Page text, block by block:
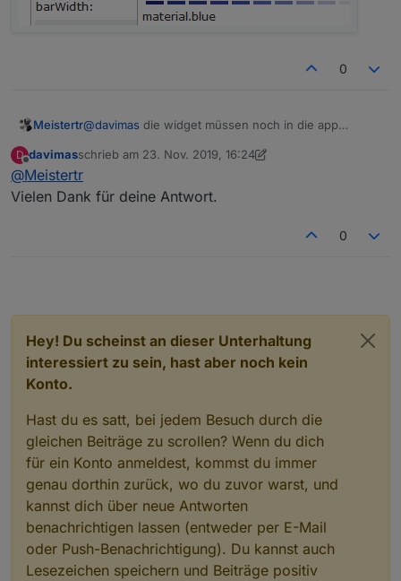
0
Meistertr@davimas die widget müssen noch in die app
D
Offline
davimasschrieb am 23. Nov. 2019, 16:24
zuletzt editiert von davimas
@Meistertr
Vielen Dank für deine Antwort.
0
Hey! Du scheinst an dieser Unterhaltung
interessiert zu sein, hast aber noch kein
Konto.
Hast du es satt, bei jedem Besuch durch die
gleichen Beiträge zu scrollen? Wenn du dich
für ein Konto anmeldest, kommst du immer
genau dorthin zurück, wo du zuvor warst, und
kannst dich über neue Antworten
benachrichtigen lassen (entweder per E-Mail
oder Push-Benachrichtigung). Du kannst auch
Lesezeichen speichern und Beiträge positiv